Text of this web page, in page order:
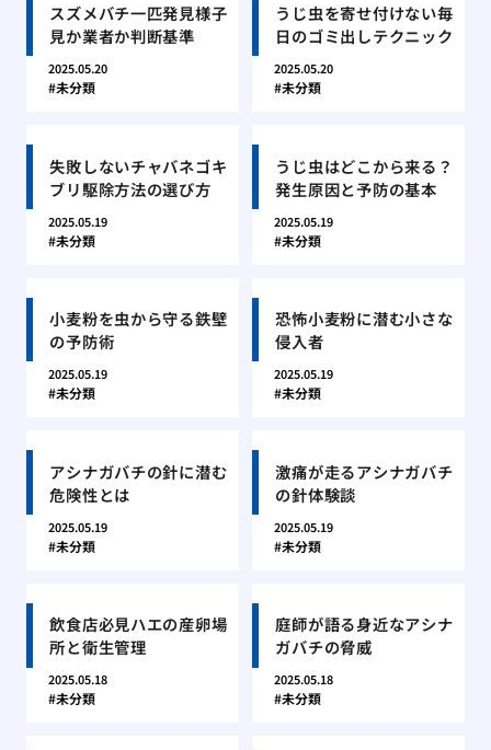
スズメバチ一匹発見様子
見か業者か判断基準
2025.05.20
未分類
うじ虫を寄せ付けない毎
日のゴミ出しテクニック
2025.05.20
未分類
失敗しないチャバネゴキ
ブリ駆除方法の選び方
2025.05.19
未分類
うじ虫はどこから来る？
発生原因と予防の基本
2025.05.19
未分類
小麦粉を虫から守る鉄壁
の予防術
2025.05.19
未分類
恐怖小麦粉に潜む小さな
侵入者
2025.05.19
未分類
アシナガバチの針に潜む
危険性とは
2025.05.19
未分類
激痛が走るアシナガバチ
の針体験談
2025.05.19
未分類
飲食店必見ハエの産卵場
所と衛生管理
2025.05.18
未分類
庭師が語る身近なアシナ
ガバチの脅威
2025.05.18
未分類